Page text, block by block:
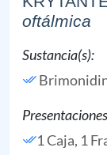
oftálmica
Sustancia(s):
1 Caja, 1